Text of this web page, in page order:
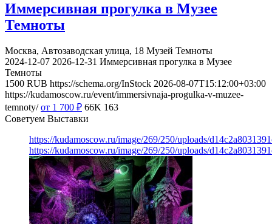
Иммерсивная прогулка в Музее
Темноты
Москва, Автозаводская улица, 18 Музей Темноты
2024-12-07 2026-12-31 Иммерсивная прогулка в Музее
Темноты
1500 RUB https://schema.org/InStock 2026-08-07T15:12:00+03:00
https://kudamoscow.ru/event/immersivnaja-progulka-v-muzee-
temnoty/ от 1 700 ₽ 66K 163
Советуем Выставки
https://kudamoscow.ru/image/269/250/uploads/
https://kudamoscow.ru/image/269/250/uploads/